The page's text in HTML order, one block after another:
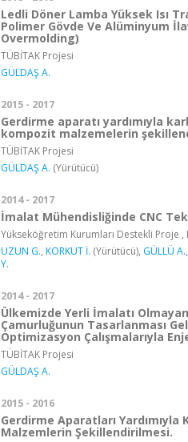
Ledli Döner Lamba Yüksek Isı
Polimer Gövde Ve Alüminyum
Overmolding)
TÜBİTAK Projesi
GÜLDAŞ A.
2015 - 2017
Gerdirme aparatı yardımıyla
kompozit malzemelerin
TÜBİTAK Projesi
GÜLDAŞ A. (Yürütücü)
2014 - 2017
İmalat Mühendisliğinde CNC
Yükseköğretim Kurumları Destekli Proje ,
UZUN G., KORKUT İ. (Yürütücü), GÜLLÜ A.,
Y.
2014 - 2017
Ülkemizde Yerli İmalatı
Çamurluğunun Tasarlanması
Optimizasyon Çalışmalarıyla
TÜBİTAK Projesi
GÜLDAŞ A.
2015 - 2016
Gerdirme Aparatları
Malzemlerin Şekillendirilmesi.